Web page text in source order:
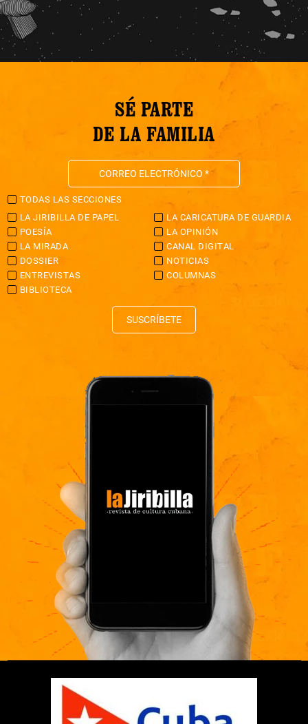
SÉ PARTE
DE LA FAMILIA
TODAS LAS SECCIONES
LA JIRIBILLA DE PAPEL
LA CARICATURA DE GUARDIA
POESÍA
LA OPINIÓN
LA MIRADA
CANAL DIGITAL
DOSSIER
NOTICIAS
ENTREVISTAS
COLUMNAS
BIBLIOTECA
SUSCRÍBETE